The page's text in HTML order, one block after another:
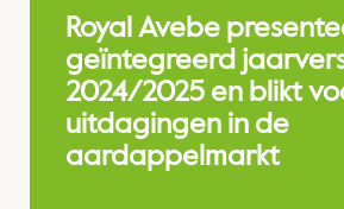
Royal Avebe
geïntegreerd
2024/2025 en blikt
uitdagingen in de
aardappelmarkt